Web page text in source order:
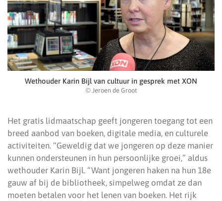
Wethouder Karin Bijl van cultuur in gesprek met XON
© Jeroen de Groot
Het gratis lidmaatschap geeft jongeren toegang tot een
breed aanbod van boeken, digitale media, en culturele
activiteiten. “Geweldig dat we jongeren op deze manier
kunnen ondersteunen in hun persoonlijke groei,” aldus
wethouder Karin Bijl. “Want jongeren haken na hun 18e
gauw af bij de bibliotheek, simpelweg omdat ze dan
moeten betalen voor het lenen van boeken. Het rijk